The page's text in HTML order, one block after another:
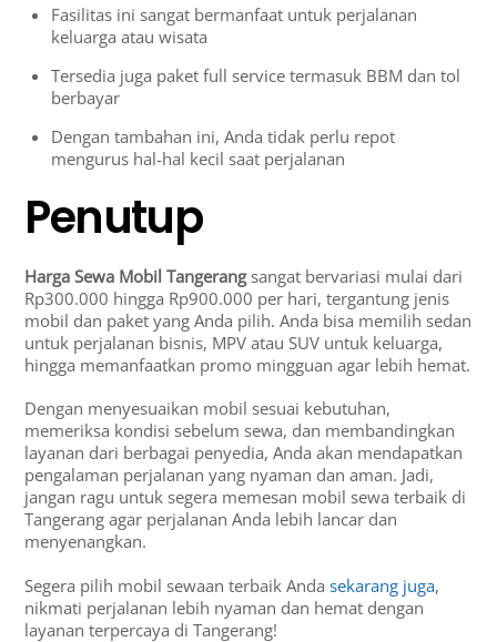
Fasilitas ini sangat bermanfaat untuk perjalanan
keluarga atau wisata
Tersedia juga paket full service termasuk BBM dan tol
berbayar
Dengan tambahan ini, Anda tidak perlu repot
mengurus hal-hal kecil saat perjalanan
Penutup
Harga Sewa Mobil Tangerangsangat bervariasi mulai dari
Rp300.000 hingga Rp900.000 per hari, tergantung jenis
mobil dan paket yang Anda pilih. Anda bisa memilih sedan
untuk perjalanan bisnis, MPV atau SUV untuk keluarga,
hingga memanfaatkan promo mingguan agar lebih hemat.
Dengan menyesuaikan mobil sesuai kebutuhan,
memeriksa kondisi sebelum sewa, dan membandingkan
layanan dari berbagai penyedia, Anda akan mendapatkan
pengalaman perjalanan yang nyaman dan aman. Jadi,
jangan ragu untuk segera memesan mobil sewa terbaik di
Tangerang agar perjalanan Anda lebih lancar dan
menyenangkan.
Segera pilih mobil sewaan terbaik Andasekarang juga,
nikmati perjalanan lebih nyaman dan hemat dengan
layanan terpercaya di Tangerang!